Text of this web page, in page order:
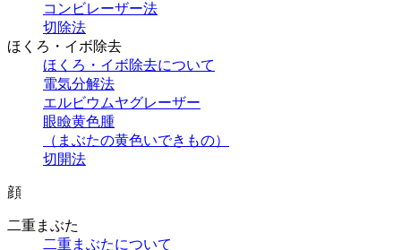
コンビレーザー法
切除法
ほくろ・イボ除去
ほくろ・イボ除去について
電気分解法
エルビウムヤグレーザー
眼瞼黄色腫
（まぶたの黄色いできもの）
切開法
顔
二重まぶた
二重まぶたについて